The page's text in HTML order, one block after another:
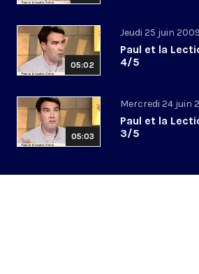
05:02
Jeudi 25 juin 2009
Paul et la
4/5
05:03
Mercredi 24 juin
Paul et la
3/5